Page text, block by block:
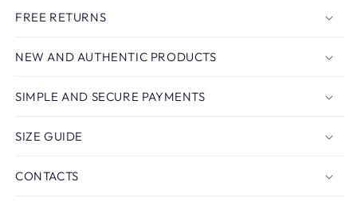
FREE RETURNS
NEW AND AUTHENTIC PRODUCTS
SIMPLE AND SECURE PAYMENTS
SIZE GUIDE
CONTACTS